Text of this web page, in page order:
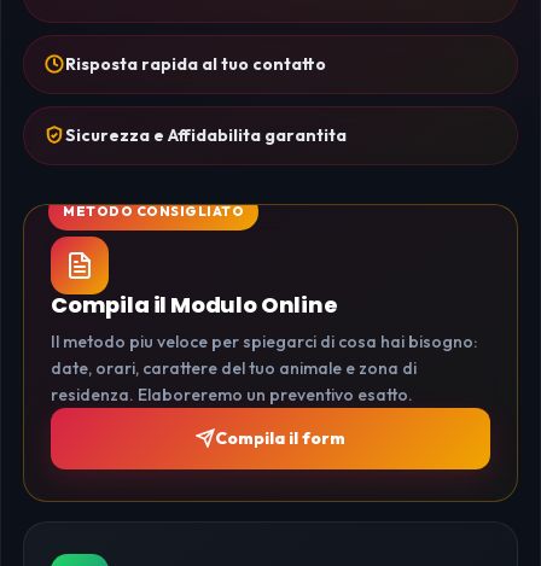
Risposta rapida al tuo contatto
Sicurezza e Affidabilita garantita
Compila il Modulo Online
Il metodo piu veloce per spiegarci di cosa hai bisogno:
date, orari, carattere del tuo animale e zona di
residenza. Elaboreremo un preventivo esatto.
Compila il form